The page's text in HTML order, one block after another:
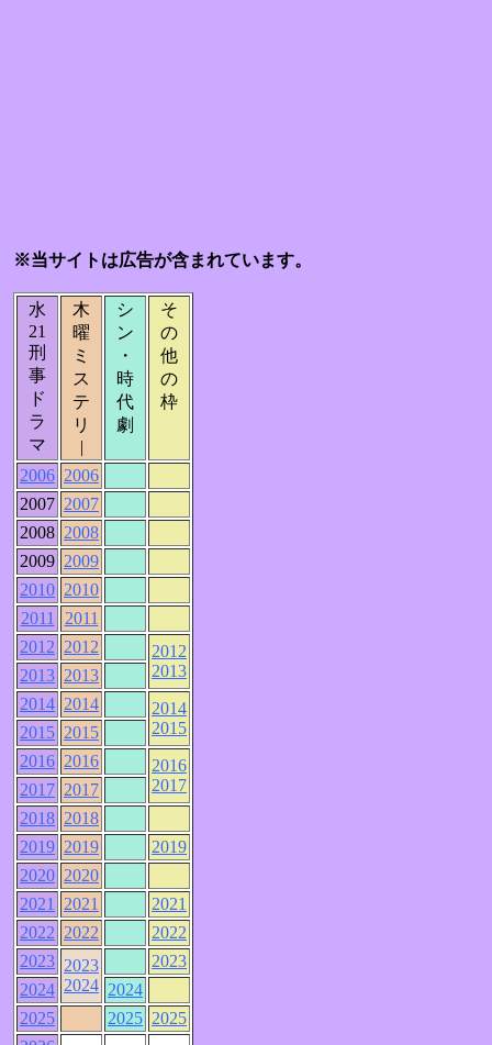
※当サイトは広告が含まれています。
水
21
刑
事
ド
ラ
マ
木
曜
ミ
ス
テ
リ
|
シ
ン
・
時
代
劇
そ
の
他
の
枠
2006 2006
2007 2007
2008 2008
2009 2009
2010 2010
2011
2011
2012 2012
2012
2013
2013 2013
2014 2014
2014
2015
2015 2015
2016 2016
2016
2017
2017 2017
2018 2018
2019 2019
2019
2020 2020
2021
2021
2021
2022 2022
2022
2023 2023
2024
2023
2024
2024
2025
2025 2025